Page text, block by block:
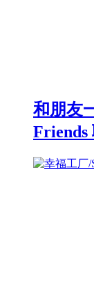
和朋友
Friends